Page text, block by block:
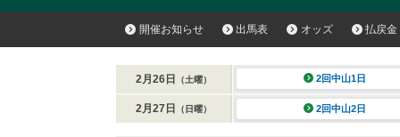
開催お知らせ 出馬表 オッズ 払戻金
2月26日 （土曜） 2回中山1日
2月27日 （日曜） 2回中山2日